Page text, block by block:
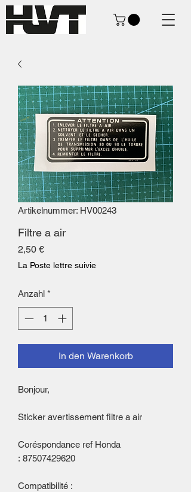
Artikelnummer: HV00243
Filtre a air
2,50 €Preis
La Poste lettre suivie
Anzahl *
In den Warenkorb
Bonjour,
Sticker avertissement filtre a air
Coréspondance ref Honda
: 87507429620
Compatibilité :